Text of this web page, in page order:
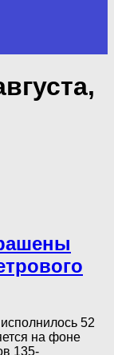
52
на фоне
135-